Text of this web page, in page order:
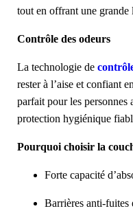
tout en offrant une grande
Contrôle des odeurs
La technologie de
rester à l’aise et confiant
parfait pour les personnes
protection hygiénique
Pourquoi choisir la
Forte capacité
Barrières anti-fuites